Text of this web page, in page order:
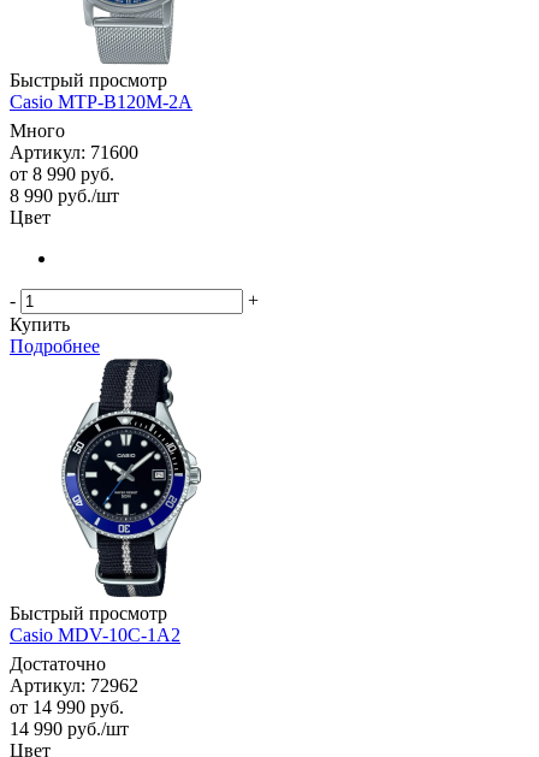
Быстрый просмотр
Casio MTP-B120M-2A
Много
Артикул: 71600
от 8 990 руб.
8 990 руб./шт
Цвет
-
+
Купить
Подробнее
Быстрый просмотр
Casio MDV-10C-1A2
Достаточно
Артикул: 72962
от 14 990 руб.
14 990 руб./шт
Цвет